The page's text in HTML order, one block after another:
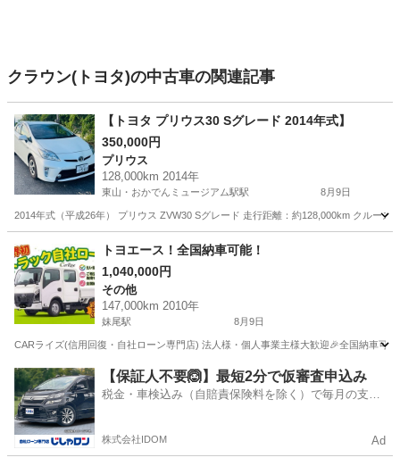
クラウン(トヨタ)の中古車の関連記事
【トヨタ プリウス30 Sグレード 2014年式】
350,000円
プリウス
128,000km 2014年
東山・おかでんミュージアム駅駅 8月9日
2014年式（平成26年） プリウス ZVW30 Sグレード 走行距離：約128,000km クルー
岡山 東山・おかでんミュージアム駅駅
走行距離
トヨエース！全国納車可能！
1,040,000円
その他
147,000km 2010年
妹尾駅 8月9日
CARライズ(信用回復・自社ローン専門店) 法人様・個人事業主様大歓迎🎉全国納車
岡山 岡山市 妹尾駅 その他
【保証人不要🙆】最短2分で仮審査申込み
税金・車検込み（自賠責保険料を除く）で毎月の支払
株式会社IDOM Ad